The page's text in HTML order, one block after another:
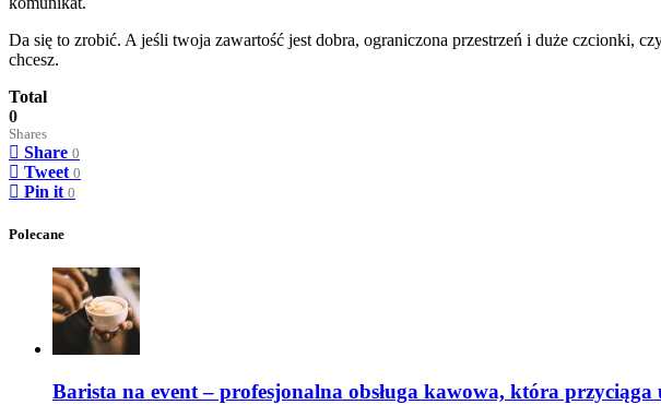
Da się to zrobić. A jeśli twoja zawartość jest dobra, ograniczona przestrzeń i duże czcionki,
chcesz.
Total
0
Shares
Share 0
Tweet 0
Pin it 0
Polecane
Barista na event – profesjonalna obsługa kawowa, która przyciąga